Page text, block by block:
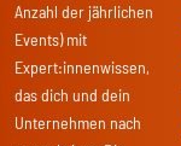
Anzahl der jährlichen
Events) mit
Expert:innenwissen,
das dich und dein
Unternehmen nach